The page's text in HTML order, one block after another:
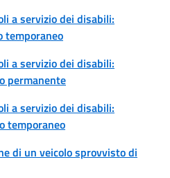
a servizio dei disabili:
temporaneo
a servizio dei disabili:
permanente
a servizio dei disabili:
temporaneo
di un veicolo sprovvisto di